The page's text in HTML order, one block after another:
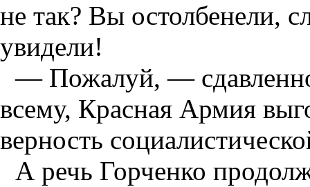
не так? Вы остолбенели,
увидели!
— Пожалуй, —
всему, Красная Армия
верность
А речь Горченко